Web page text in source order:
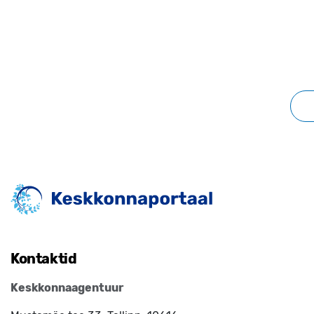
Kontaktid
Keskkonnaagentuur